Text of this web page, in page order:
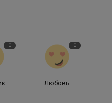
0 0
Любовь